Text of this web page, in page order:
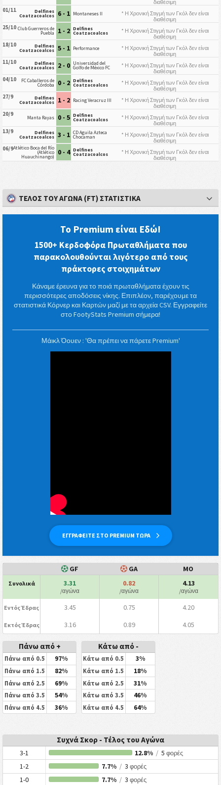
διαθέσιμη
01/11
Delfines
Coatzacoalcos 6 - 1 Montaneses II
* Η Χρονική Στιγμή των Γκόλ δεν είναι
διαθέσιμη
25/10 Club Guerreros de
Puebla 1 - 2 Delfines
Coatzacoalcos
* Η Χρονική Στιγμή των Γκόλ δεν είναι
διαθέσιμη
18/10
Delfines
Coatzacoalcos 5 - 1 Performance
* Η Χρονική Στιγμή των Γκόλ δεν είναι
διαθέσιμη
11/10
Delfines
Coatzacoalcos 2 - 0 Universidad del
Golfo de México FC
* Η Χρονική Στιγμή των Γκόλ δεν είναι
διαθέσιμη
04/10
FC Caballeros de
Córdoba 0 - 2 Delfines
Coatzacoalcos
* Η Χρονική Στιγμή των Γκόλ δεν είναι
διαθέσιμη
27/9
Delfines
Coatzacoalcos 1 - 2 Racing Veracruz III
* Η Χρονική Στιγμή των Γκόλ δεν είναι
διαθέσιμη
20/9
Manta Rayas 0 - 5 Delfines
Coatzacoalcos
* Η Χρονική Στιγμή των Γκόλ δεν είναι
διαθέσιμη
13/9
Delfines
Coatzacoalcos 3 - 1 CD Aguila Azteca
Chocaman
* Η Χρονική Στιγμή των Γκόλ δεν είναι
διαθέσιμη
06/9Atlético Boca del Río
(Atlético
Huauchinango) 0 - 4 Delfines
Coatzacoalcos
* Η Χρονική Στιγμή των Γκόλ δεν είναι
διαθέσιμη
ΤΈΛΟΣ ΤΟΥ ΑΓΏΝΑ (FT) ΣΤΑΤΙΣΤΙΚΆ
Το Premium είναι Εδώ!
1500+ Κερδοφόρα Πρωταθλήματα που
παρακολουθούνται λιγότερο από τους
πράκτορες στοιχημάτων
Κάναμε έρευνα για το ποιά πρωταθλήματα έχουν τις
περισσότερες αποδόσεις νίκης. Επιπλέον, παρέχουμε τα
στατιστικά Κόρνερ και Καρτών μαζί με τα αρχεία CSV. Εγγραφείτε
στο FootyStats Premium σήμερα!
ΕΓΓΡΑΦΕΙΤΕ ΣΤΟ PREMIUM ΤΩΡΑ
Μάικλ Όουεν : 'Θα πρέπει να πάρετε Premium'
GF GA ΜΟ
Συνολικά 3.31
/αγώνα
0.82
/αγώνα
4.13
/αγώνα
Εντός Έδρας 3.45 0.75 4.20
Εκτός Έδρας 3.16 0.89 4.05
Πάνω από +
Πάνω από 0.5 97%
Πάνω από 1.5 82%
Πάνω από 2.5 69%
Πάνω από 3.5 54%
Πάνω από 4.5 36%
Κάτω από -
Κάτω από 0.5 3%
Κάτω από 1.5 18%
Κάτω από 2.5 31%
Κάτω από 3.5 46%
Κάτω από 4.5 64%
Συχνά Σκορ - Τέλος του Αγώνα
3-1 12.8% / 5φορές
1-2 7.7% /3 φορές
1-0 7.7% /3 φορές